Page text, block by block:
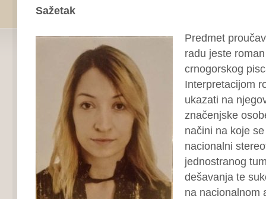
Sažetak
Predmet
radu jeste
crnogorskog
Interpretacijom
ukazati na
značenjske
načini na koje
nacionalni
jednostranog
dešavanja te
na nacionalnom